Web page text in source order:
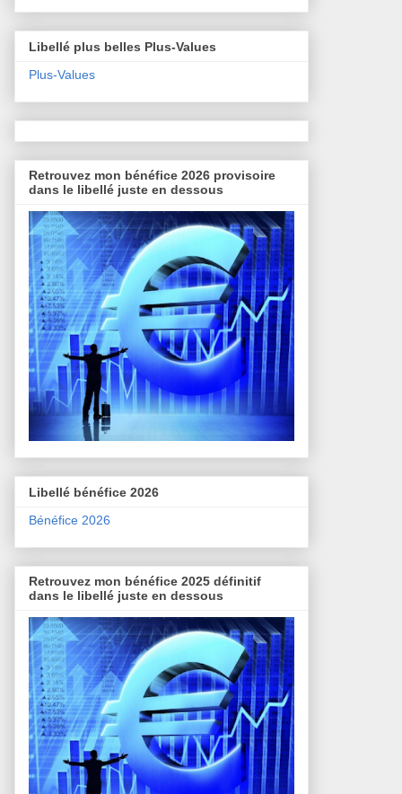
Libellé plus belles Plus-Values
Plus-Values
Retrouvez mon bénéfice 2026 provisoire
dans le libellé juste en dessous
Libellé bénéfice 2026
Bénéfice 2026
Retrouvez mon bénéfice 2025 définitif
dans le libellé juste en dessous